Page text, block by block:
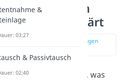
an
Beispiel erklärt
zur Stelle im Video springen
Beispiel zeigt dir, was
&
03:27
& Passivtausch
02:40